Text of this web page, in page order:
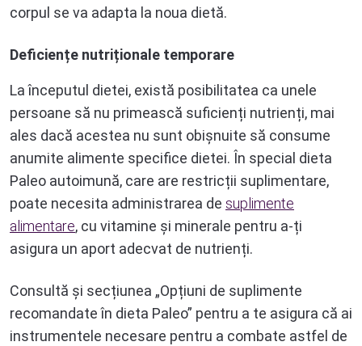
corpul se va adapta la noua dietă.
Deficiențe nutriționale temporare
La începutul dietei, există posibilitatea ca unele
persoane să nu primească suficienți nutrienți, mai
ales dacă acestea nu sunt obișnuite să consume
anumite alimente specifice dietei. În special dieta
Paleo autoimună, care are restricții suplimentare,
poate necesita administrarea de suplimente
alimentare, cu vitamine și minerale pentru a-ți
asigura un aport adecvat de nutrienți.
Consultă și secțiunea „Opțiuni de suplimente
recomandate în dieta Paleo” pentru a te asigura că ai
instrumentele necesare pentru a combate astfel de